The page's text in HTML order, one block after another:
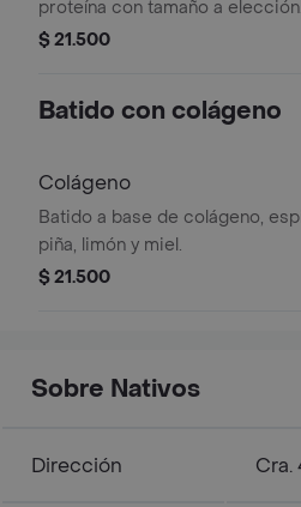
proteína con tamaño a elección.
$ 21.500
Batido con colágeno
Colágeno
Batido a base de colágeno,
piña, limón y miel.
$ 21.500
Sobre Nativos
Dirección